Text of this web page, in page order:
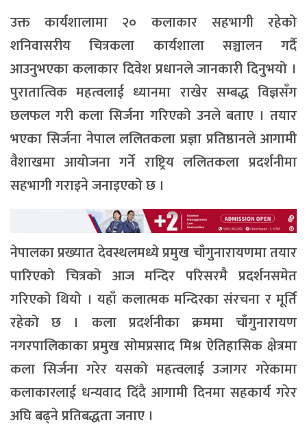
उक्त कार्यशालामा २० कलाकार सहभागी रहेको
शनिवासरीय चित्रकला कार्यशाला सञ्चालन गर्दै
आउनुभएका कलाकार दिवेश प्रधानले जानकारी दिनुभयो ।
पुरातात्विक महत्वलाई ध्यानमा राखेर सम्बद्ध विज्ञसँग
छलफल गरी कला सिर्जना गरिएको उनले बताए । तयार
भएका सिर्जना नेपाल ललितकला प्रज्ञा प्रतिष्ठानले आगामी
वैशाखमा आयोजना गर्ने राष्ट्रिय ललितकला प्रदर्शनीमा
सहभागी गराइने जनाइएको छ ।
नेपालका प्रख्यात देवस्थलमध्ये प्रमुख चाँगुनारायणमा तयार
पारिएको चित्रको आज मन्दिर परिसरमै प्रदर्शनसमेत
गरिएको थियो । यहाँ कलात्मक मन्दिरका संरचना र मूर्ति
रहेको छ । कला प्रदर्शनीका क्रममा चाँगुनारायण
नगरपालिकाका प्रमुख सोमप्रसाद मिश्र ऐतिहासिक क्षेत्रमा
कला सिर्जना गरेर यसको महत्वलाई उजागर गरेकामा
कलाकारलाई धन्यवाद दिँदै आगामी दिनमा सहकार्य गरेर
अघि बढ्ने प्रतिबद्धता जनाए ।